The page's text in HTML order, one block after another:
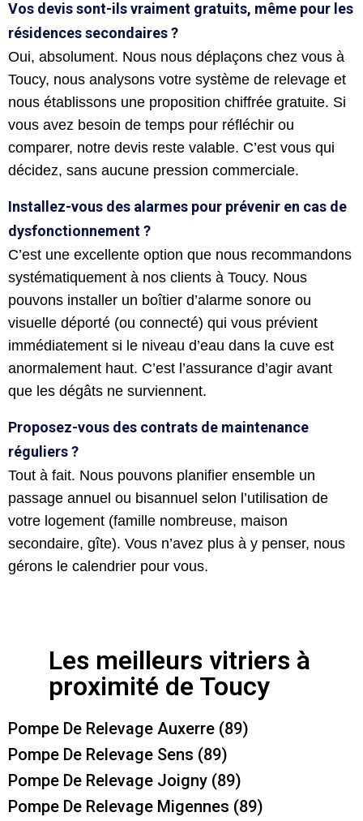
Vos devis sont-ils vraiment gratuits, même pour les
résidences secondaires ?
Oui, absolument. Nous nous déplaçons chez vous à
Toucy, nous analysons votre système de relevage et
nous établissons une proposition chiffrée gratuite. Si
vous avez besoin de temps pour réfléchir ou
comparer, notre devis reste valable. C’est vous qui
décidez, sans aucune pression commerciale.
Installez-vous des alarmes pour prévenir en cas de
dysfonctionnement ?
C’est une excellente option que nous recommandons
systématiquement à nos clients à Toucy. Nous
pouvons installer un boîtier d’alarme sonore ou
visuelle déporté (ou connecté) qui vous prévient
immédiatement si le niveau d’eau dans la cuve est
anormalement haut. C’est l’assurance d’agir avant
que les dégâts ne surviennent.
Proposez-vous des contrats de maintenance
réguliers ?
Tout à fait. Nous pouvons planifier ensemble un
passage annuel ou bisannuel selon l’utilisation de
votre logement (famille nombreuse, maison
secondaire, gîte). Vous n’avez plus à y penser, nous
gérons le calendrier pour vous.
Les meilleurs vitriers à
proximité de Toucy
Pompe De Relevage Auxerre (89)
Pompe De Relevage Sens (89)
Pompe De Relevage Joigny (89)
Pompe De Relevage Migennes (89)